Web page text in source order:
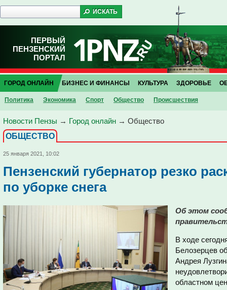
ПЕРВЫЙ
ПЕНЗЕНСКИЙ
ПОРТАЛ
ГОРОД ОНЛАЙН
Политика Экономика Спорт Общество Проиcшествия
БИЗНЕС И ФИНАНСЫ КУЛЬТУРА ЗДОРОВЬЕ
Новости Пензы → Город онлайн → Общество
ОБЩЕСТВО
25 января 2021, 10:02
Пензенский губернатор резко
по уборке снега
Об этом
В ходе
Белозерцев
Андрея
областном